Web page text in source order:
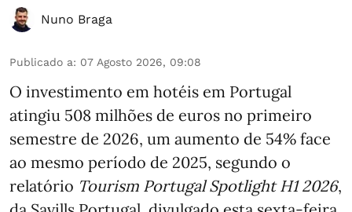
Nuno Braga
Publicado a: 07 Agosto 2026, 09:08
O investimento em hotéis em Portugal
atingiu 508 milhões de euros no primeiro
semestre de 2026, um aumento de 54% face
ao mesmo período de 2025, segundo o
relatório Tourism Portugal Spotlight H1 2026,